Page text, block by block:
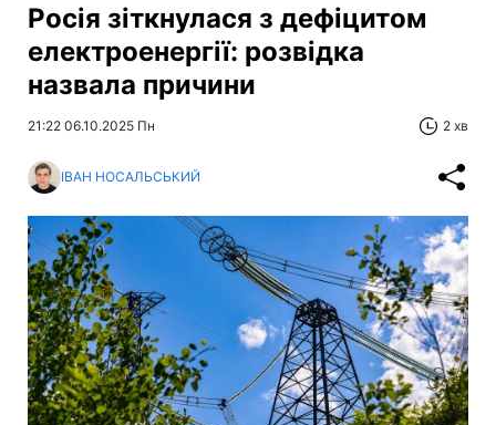
Росія зіткнулася з дефіцитом
електроенергії: розвідка
назвала причини
21:22 06.10.2025 Пн 2 хв
ІВАН НОСАЛЬСЬКИЙ